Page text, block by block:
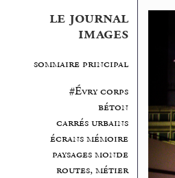
le journal
images
sommaire principal
#Évry corps
béton
carrés urbains
écrans mémoire
paysages monde
routes, métier